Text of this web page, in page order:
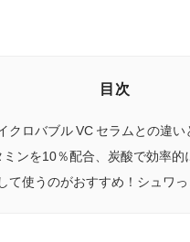
目次
クロバブル VC セラムとの違い
ンを10％配合、炭酸で効率的
て使うのがおすすめ！シュワ